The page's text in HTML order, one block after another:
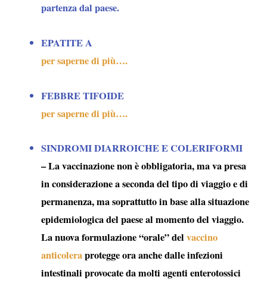
partenza dal paese.
EPATITE A
per saperne di più….
FEBBRE TIFOIDE
per saperne di più….
SINDROMI DIARROICHE E COLERIFORMI
– La vaccinazione non è obbligatoria, ma va presa
in considerazione a seconda del tipo di viaggio e di
permanenza, ma soprattutto in base alla situazione
epidemiologica del paese al momento del viaggio.
La nuova formulazione “orale” del vaccino
anticoleraprotegge ora anche dalle infezioni
intestinali provocate da molti agenti enterotossici